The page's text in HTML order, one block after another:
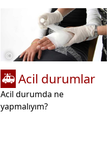
©
🚑 Acil durumlar
Acil durumda ne
yapmalıyım?